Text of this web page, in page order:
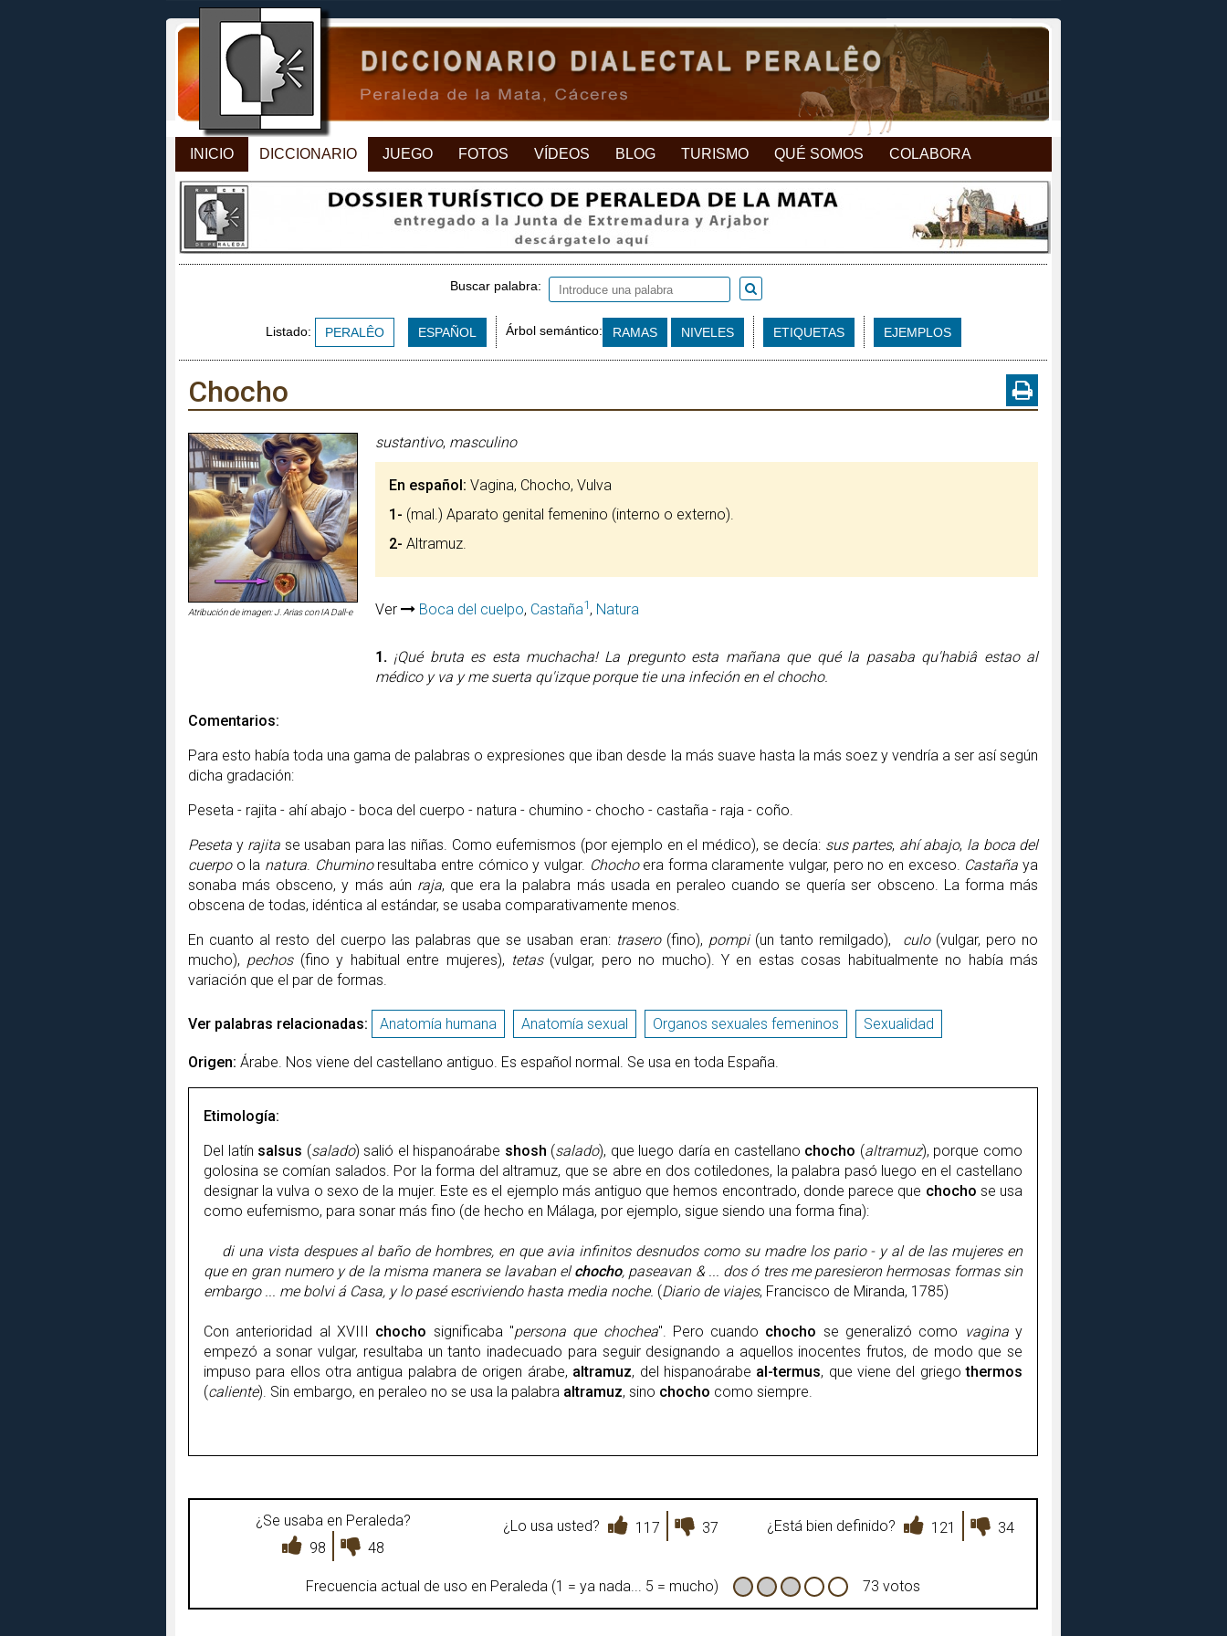
INICIO DICCIONARIO JUEGO FOTOS VÍDEOS BLOG TURISMO QUÉ SOMOS COLABORA
Buscar palabra:
Listado: PERALÊO ESPAÑOL Árbol semántico: RAMAS NIVELES ETIQUETAS EJEMPLOS
Chocho
Atribución de imagen: J. Arias con IA Dall-e
sustantivo, masculino
En español: Vagina, Chocho, Vulva
1- (mal.) Aparato genital femenino (interno o externo).
2- Altramuz.
Ver Boca del cuelpo, Castaña1 , Natura
1. ¡Qué bruta es esta muchacha! La pregunto esta mañana que qué la pasaba qu'habiâ estao al
médico y va y me suerta qu'izque porque tie una infeción en el chocho.
Comentarios:
Para esto había toda una gama de palabras o expresiones que iban desde la más suave hasta la más soez y vendría a ser así según
dicha gradación:
Peseta - rajita - ahí abajo - boca del cuerpo - natura - chumino - chocho - castaña - raja - coño.
Peseta y rajita se usaban para las niñas. Como eufemismos (por ejemplo en el médico), se decía: sus partes, ahí abajo, la boca del
cuerpoo la natura. Chumino resultaba entre cómico y vulgar. Chocho era forma claramente vulgar, pero no en exceso. Castañaya
sonaba más obsceno, y más aún raja, que era la palabra más usada en peraleo cuando se quería ser obsceno. La forma más
obscena de todas, idéntica al estándar, se usaba comparativamente menos.
En cuanto al resto del cuerpo las palabras que se usaban eran: trasero (fino), pompi (un tanto remilgado), culo (vulgar, pero no
mucho), pechos (fino y habitual entre mujeres), tetas (vulgar, pero no mucho). Y en estas cosas habitualmente no había más
variación que el par de formas.
Ver palabras relacionadas: Anatomía humana Anatomía sexual Organos sexuales femeninos Sexualidad
Origen: Árabe. Nos viene del castellano antiguo. Es español normal. Se usa en toda España.
Etimología:
Del latín salsus (salado) salió el hispanoárabe shosh (salado), que luego daría en castellano chocho (altramuz), porque como
golosina se comían salados. Por la forma del altramuz, que se abre en dos cotiledones, la palabra pasó luego en el castellano
designar la vulva o sexo de la mujer. Este es el ejemplo más antiguo que hemos encontrado, donde parece que chocho se usa
como eufemismo, para sonar más fino (de hecho en Málaga, por ejemplo, sigue siendo una forma fina):
di una vista despues al baño de hombres, en que avia infinitos desnudos como su madre los pario - y al de las mujeres en
que en gran numero y de la misma manera se lavaban elchocho, paseavan & ... dos ó tres me paresieron hermosas formas sin
embargo ... me bolvi á Casa, y lo pasé escriviendo hasta media noche. (Diario de viajes, Francisco de Miranda, 1785)
Con anterioridad al XVIII chocho significaba "persona que chochea". Pero cuando chocho se generalizó como vagina y
empezó a sonar vulgar, resultaba un tanto inadecuado para seguir designando a aquellos inocentes frutos, de modo que se
impuso para ellos otra antigua palabra de origen árabe, altramuz, del hispanoárabe al-termus, que viene del griegothermos
(caliente). Sin embargo, en peraleo no se usa la palabra altramuz, sino chocho como siempre.
¿Se usaba en Peraleda?
98
48
¿Lo usa usted? 117 37 ¿Está bien definido? 121 34
Frecuencia actual de uso en Peraleda (1 = ya nada... 5 = mucho) 73 votos